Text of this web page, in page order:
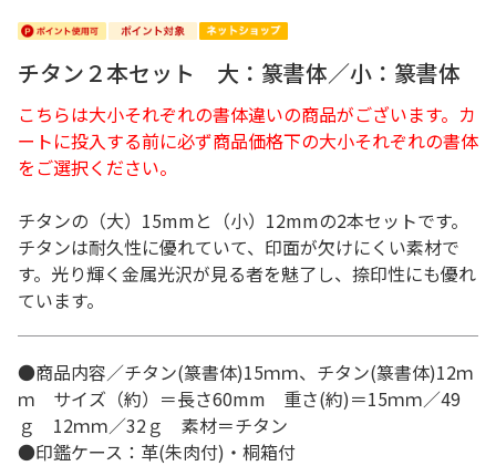
チタン２本セット 大：篆書体／小：篆書体
こちらは大小それぞれの書体違いの商品がございます。カ
ートに投入する前に必ず商品価格下の大小それぞれの書体
をご選択ください。
チタンの（大）15mmと（小）12mmの2本セットです。
チタンは耐久性に優れていて、印面が欠けにくい素材で
す。光り輝く金属光沢が見る者を魅了し、捺印性にも優れ
ています。
●商品内容／チタン(篆書体)15ｍｍ、チタン(篆書体)12ｍ
ｍ サイズ（約）＝長さ60mm 重さ(約)＝15ｍｍ／49
ｇ 12ｍｍ／32ｇ 素材＝チタン
●印鑑ケース：革(朱肉付)・桐箱付